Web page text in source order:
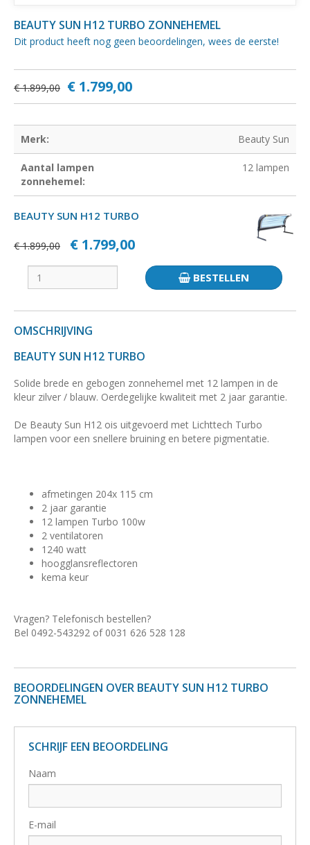
BEAUTY SUN H12 TURBO ZONNEHEMEL
Dit product heeft nog geen beoordelingen, wees de eerste!
€ 1.899,00 € 1.799,00
Merk: Beauty Sun
Aantal lampen
zonnehemel:
12 lampen
BEAUTY SUN H12 TURBO
€ 1.899,00 € 1.799,00
BESTELLEN
OMSCHRIJVING
BEAUTY SUN H12 TURBO
Solide brede en gebogen zonnehemel met 12 lampen in de
kleur zilver / blauw. Oerdegelijke kwaliteit met 2 jaar garantie.
De Beauty Sun H12 ois uitgevoerd met Lichttech Turbo
lampen voor een snellere bruining en betere pigmentatie.
afmetingen 204x 115 cm
2 jaar garantie
12 lampen Turbo 100w
2 ventilatoren
1240 watt
hoogglansreflectoren
kema keur
Vragen? Telefonisch bestellen?
Bel 0492-543292 of 0031 626 528 128
BEOORDELINGEN OVER BEAUTY SUN H12 TURBO
ZONNEHEMEL
SCHRIJF EEN BEOORDELING
Naam
E-mail